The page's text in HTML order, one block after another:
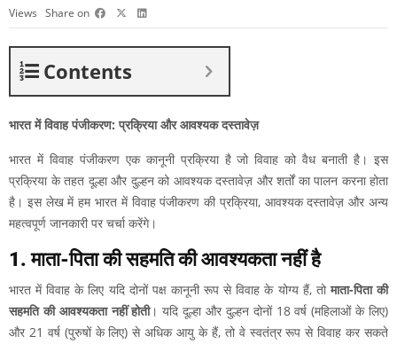
Views Share on
Contents
भारत में विवाह पंजीकरण: प्रक्रिया और आवश्यक दस्तावेज़
भारत में विवाह पंजीकरण एक कानूनी प्रक्रिया है जो विवाह को वैध बनाती है। इस
प्रक्रिया के तहत दूल्हा और दुल्हन को आवश्यक दस्तावेज़ और शर्तों का पालन करना होता
है। इस लेख में हम भारत में विवाह पंजीकरण की प्रक्रिया, आवश्यक दस्तावेज़ और अन्य
महत्वपूर्ण जानकारी पर चर्चा करेंगे।
1. माता-पिता की सहमति की आवश्यकता नहीं है
भारत में विवाह के लिए यदि दोनों पक्ष कानूनी रूप से विवाह के योग्य हैं, तोमाता-पिता की
सहमति की आवश्यकता नहीं होती। यदि दूल्हा और दुल्हन दोनों 18 वर्ष (महिलाओं के लिए)
और 21 वर्ष (पुरुषों के लिए) से अधिक आयु के हैं, तो वे स्वतंत्र रूप से विवाह कर सकते